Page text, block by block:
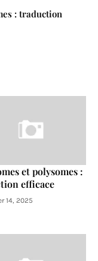
: traduction
et polysomes :
efficace
14, 2025